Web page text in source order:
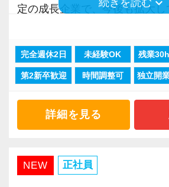
定の成長企業で、今後も拡大
現在当社では「渋谷」「新宿
「柏」「横浜」「大阪」の６
2021年6月に「渋谷オフィス」
後「新宿オフィス」「大阪オ
さらに2022年12月には「柏オ
し、2025年には大阪オフィス
続きを読む keyboard_arrow_down
完全週休2日 未経験OK 残業
第2新卒歓迎 時間調整可 独立開
詳細を見る
NEW 正社員